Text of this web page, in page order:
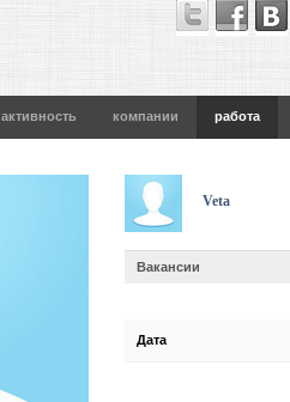
активность компании работа
Veta
Вакансии
Дата